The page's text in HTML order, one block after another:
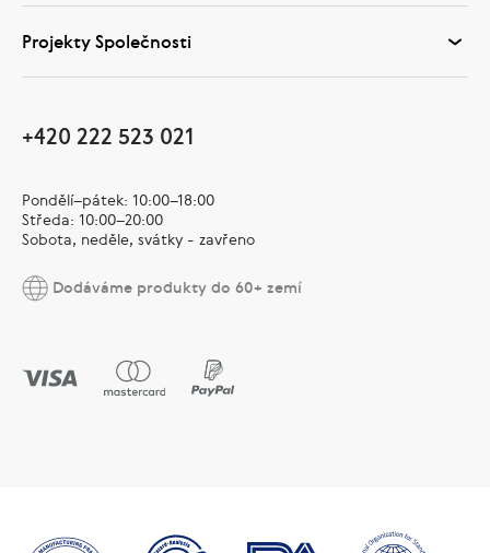
Projekty Společnosti
+420 222 523 021
Pondělí–pátek: 10:00–18:00
Středa: 10:00–20:00
Sobota, neděle, svátky - zavřeno
Dodáváme produkty do 60+ zemí